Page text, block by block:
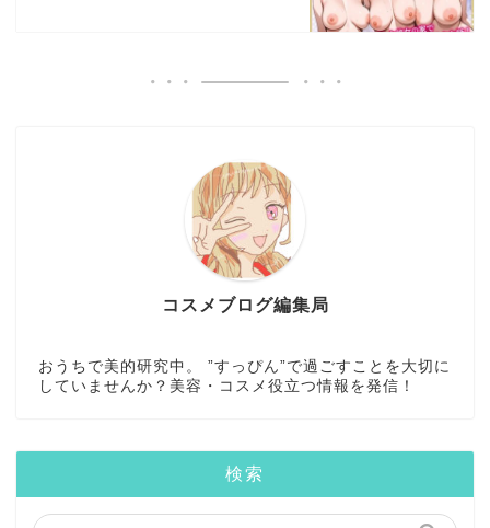
コスメブログ編集局
おうちで美的研究中。 ”すっぴん”で過ごすことを大切に
していませんか？美容・コスメ役立つ情報を発信！
検索